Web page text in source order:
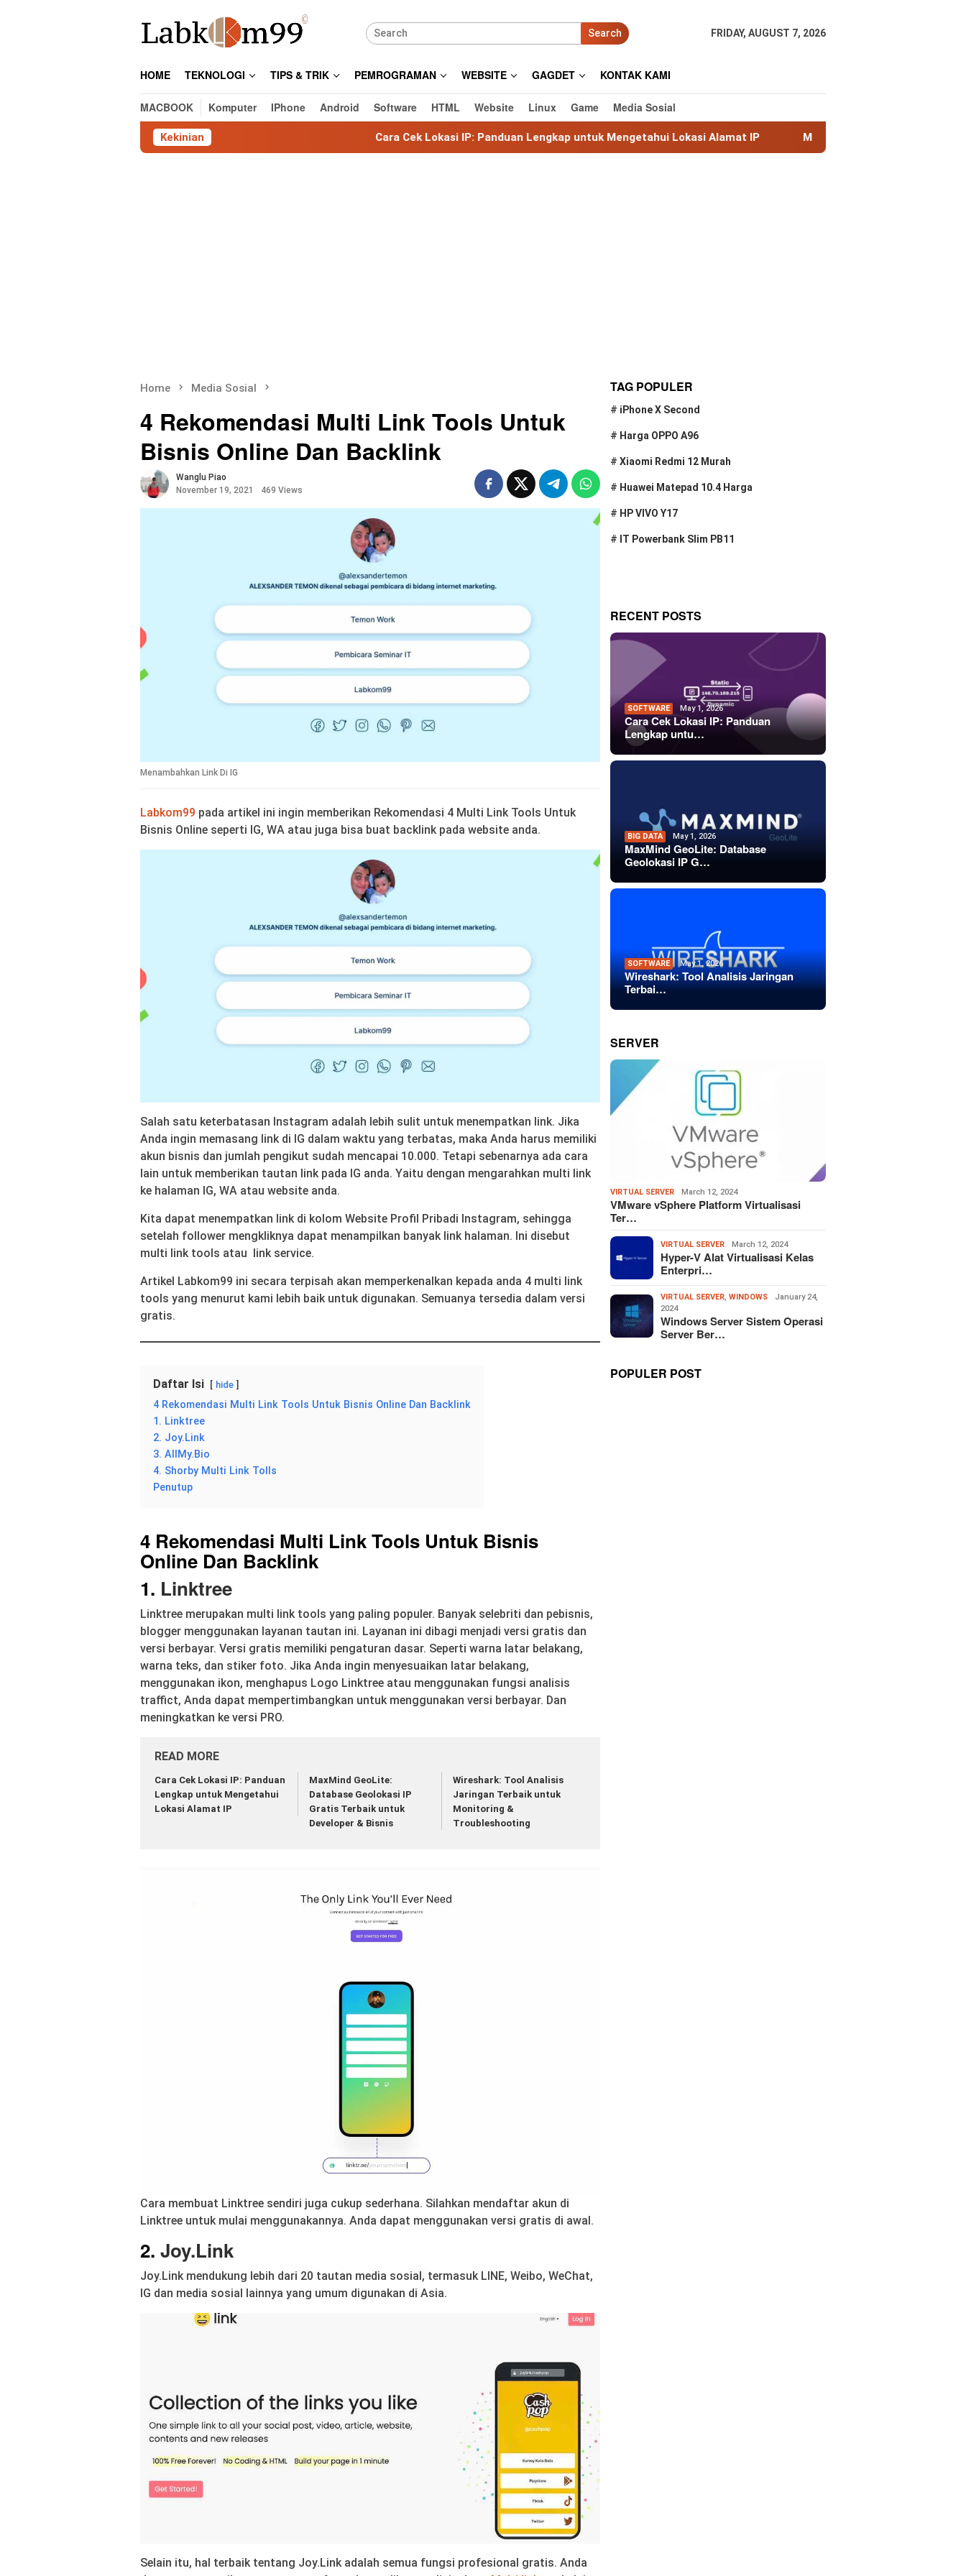
Search FRIDAY, AUGUST 7, 2026
HOME TEKNOLOGI TIPS & TRIK PEMROGRAMAN WEBSITE GAGDET KONTAK KAMI
MACBOOK Komputer IPhone Android Software HTML Website Linux Game Media Sosial
Kekinian Cara Cek Lokasi IP: Panduan Lengkap untuk Mengetahui Lokasi Alamat IP MaxMind GeoLite: Database Geolokasi IP
Home Media Sosial
4 Rekomendasi Multi Link Tools Untuk
Bisnis Online Dan Backlink
Wanglu Piao
November 19, 2021
469 Views
Menambahkan Link Di IG
Labkom99 pada artikel ini ingin memberikan Rekomendasi 4 Multi Link Tools Untuk
Bisnis Online seperti IG, WA atau juga bisa buat backlink pada website anda.
Salah satu keterbatasan Instagram adalah lebih sulit untuk menempatkan link. Jika
Anda ingin memasang link di IG dalam waktu yang terbatas, maka Anda harus memiliki
akun bisnis dan jumlah pengikut sudah mencapai 10.000. Tetapi sebenarnya ada cara
lain untuk memberikan tautan link pada IG anda. Yaitu dengan mengarahkan multi link
ke halaman IG, WA atau website anda.
Kita dapat menempatkan link di kolom Website Profil Pribadi Instagram, sehingga
setelah follower mengkliknya dapat menampilkan banyak link halaman. Ini disebut
multi link tools atau link service.
Artikel Labkom99 ini secara terpisah akan memperkenalkan kepada anda 4 multi link
tools yang menurut kami lebih baik untuk digunakan. Semuanya tersedia dalam versi
gratis.
Daftar Isi hide
4 Rekomendasi Multi Link Tools Untuk Bisnis Online Dan Backlink
1. Linktree
2. Joy.Link
3. AllMy.Bio
4. Shorby Multi Link Tolls
Penutup
4 Rekomendasi Multi Link Tools Untuk Bisnis
Online Dan Backlink
1. Linktree
Linktree merupakan multi link tools yang paling populer. Banyak selebriti dan pebisnis,
blogger menggunakan layanan tautan ini. Layanan ini dibagi menjadi versi gratis dan
versi berbayar. Versi gratis memiliki pengaturan dasar. Seperti warna latar belakang,
warna teks, dan stiker foto. Jika Anda ingin menyesuaikan latar belakang,
menggunakan ikon, menghapus Logo Linktree atau menggunakan fungsi analisis
traffict, Anda dapat mempertimbangkan untuk menggunakan versi berbayar. Dan
meningkatkan ke versi PRO.
READ MORE
Cara Cek Lokasi IP: Panduan
Lengkap untuk Mengetahui
Lokasi Alamat IP
MaxMind GeoLite:
Database Geolokasi IP
Gratis Terbaik untuk
Developer & Bisnis
Wireshark: Tool Analisis
Jaringan Terbaik untuk
Monitoring &
Troubleshooting
Cara membuat Linktree sendiri juga cukup sederhana. Silahkan mendaftar akun di
Linktree untuk mulai menggunakannya. Anda dapat menggunakan versi gratis di awal.
2. Joy.Link
Joy.Link mendukung lebih dari 20 tautan media sosial, termasuk LINE, Weibo, WeChat,
IG dan media sosial lainnya yang umum digunakan di Asia.
Selain itu, hal terbaik tentang Joy.Link adalah semua fungsi profesional gratis. Anda
TAG POPULER
# iPhone X Second
# Harga OPPO A96
#Xiaomi Redmi 12 Murah
# Huawei Matepad 10.4 Harga
# HP VIVO Y17
# IT Powerbank Slim PB11
RECENT POSTS
SOFTWARE May 1, 2026
Cara Cek Lokasi IP: Panduan
Lengkap untu…
BIG DATA May 1, 2026
MaxMind GeoLite: Database
Geolokasi IP G…
SOFTWARE May 1, 2026
Wireshark: Tool Analisis Jaringan
Terbai…
SERVER
VIRTUAL SERVER March 12, 2024
VMware vSphere Platform Virtualisasi
Ter…
VIRTUAL SERVER March 12, 2024
Hyper-V Alat Virtualisasi Kelas
Enterpri…
VIRTUAL SERVER,WINDOWS
January 24,
2024
Windows Server Sistem Operasi
Server Ber…
POPULER POST